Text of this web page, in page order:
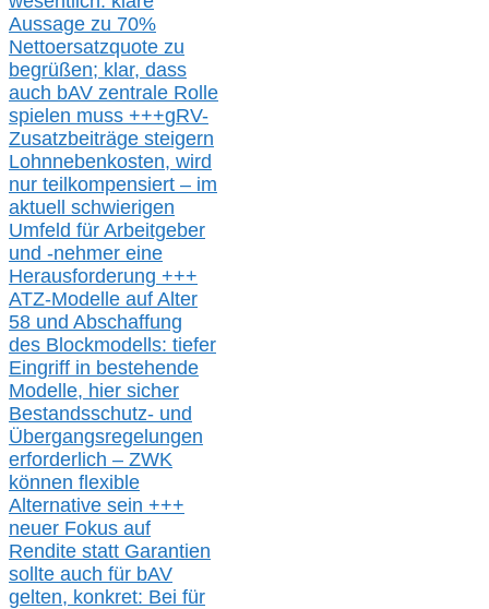
Aussage zu 70%
Nettoersatzquote zu
begrüßen; klar, dass
auch bAV zentrale Rolle
spielen muss +++gRV-
Zusatzbeiträge steigern
Lohnnebenkosten, wird
nur teilkompensiert – im
aktuell schwierigen
Umfeld für Arbeitgeber
und -nehmer eine
Herausforderung +++
ATZ-Modelle auf Alter
58 und Abschaffung
des Blockmodells: tiefer
Eingriff in bestehende
Modelle, hier sicher
Bestandsschutz- und
Übergangsregelungen
erforderlich – ZWK
können flexible
Alternative sein +++
neuer Fokus auf
Rendite statt Garantien
sollte auch für bAV
gelten, konkret: Bei für